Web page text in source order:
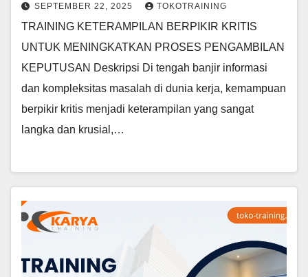
SEPTEMBER 22, 2025 TOKOTRAINING
TRAINING KETERAMPILAN BERPIKIR KRITIS
UNTUK MENINGKATKAN PROSES PENGAMBILAN
KEPUTUSAN Deskripsi Di tengah banjir informasi
dan kompleksitas masalah di dunia kerja, kemampuan
berpikir kritis menjadi keterampilan yang sangat
langka dan krusial,…